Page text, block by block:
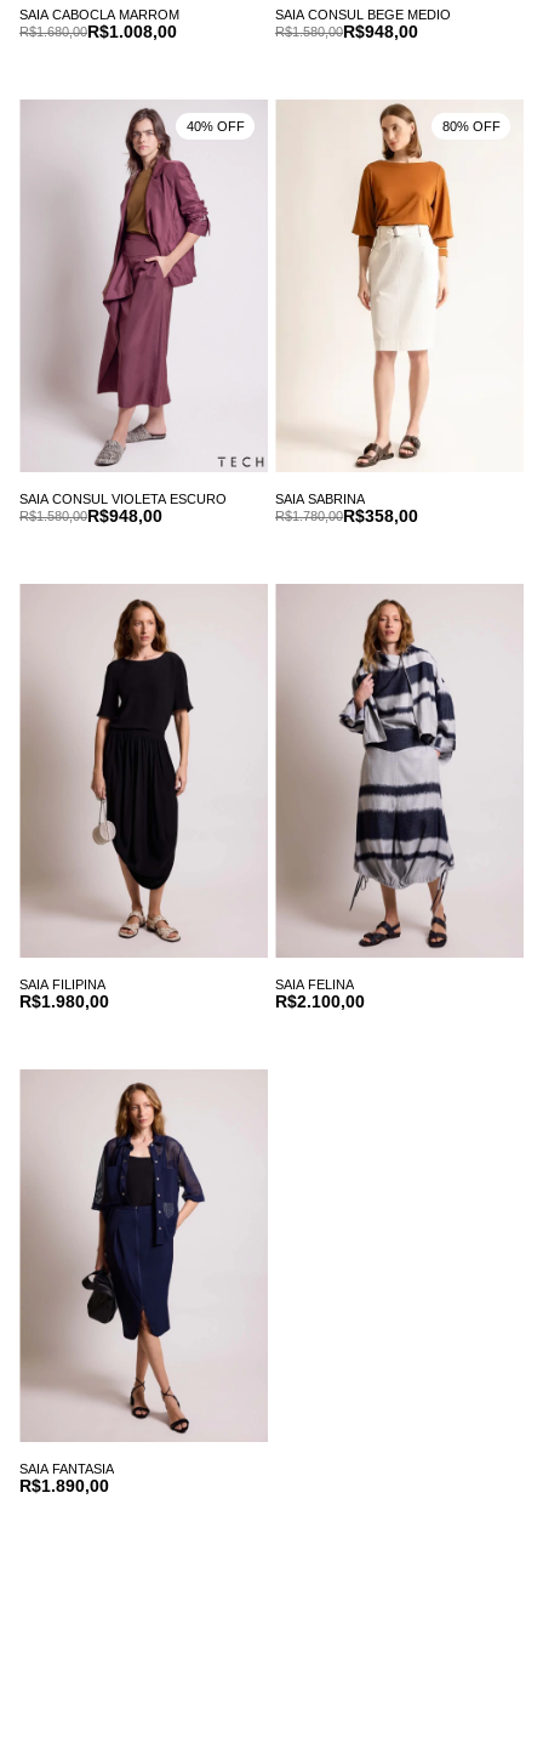
SAIA CABOCLA MARROM
R$1.008,00
R$1.680,00
SAIA CONSUL BEGE MEDIO
R$948,00
R$1.580,00
SAIA CONSUL VIOLETA ESCURO
R$948,00
R$1.580,00
40% OFF
SAIA SABRINA
R$358,00
R$1.780,00
80% OFF
SAIA FILIPINA
R$1.980,00
SAIA FELINA
R$2.100,00
SAIA FANTASIA
R$1.890,00